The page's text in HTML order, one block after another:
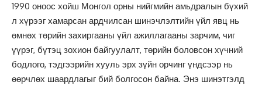
1990 оноос хойш Монгол орны нийгмийн амьдралын бүхий
л хүрээг хамарсан ардчилсан шинэчлэлтийн үйл явц нь
өмнөх төрийн захиргааны үйл ажиллагааны зарчим, чиг
үүрэг, бүтэц зохион байгуулалт, төрийн боловсон хүчний
бодлого, тэдгээрийн хууль эрх зүйн орчинг үндсээр нь
өөрчлөх шаардлагыг бий болгосон байна. Энэ шинэтгэлд